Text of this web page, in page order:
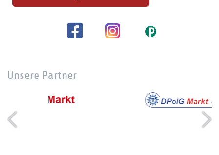
Unsere Partner